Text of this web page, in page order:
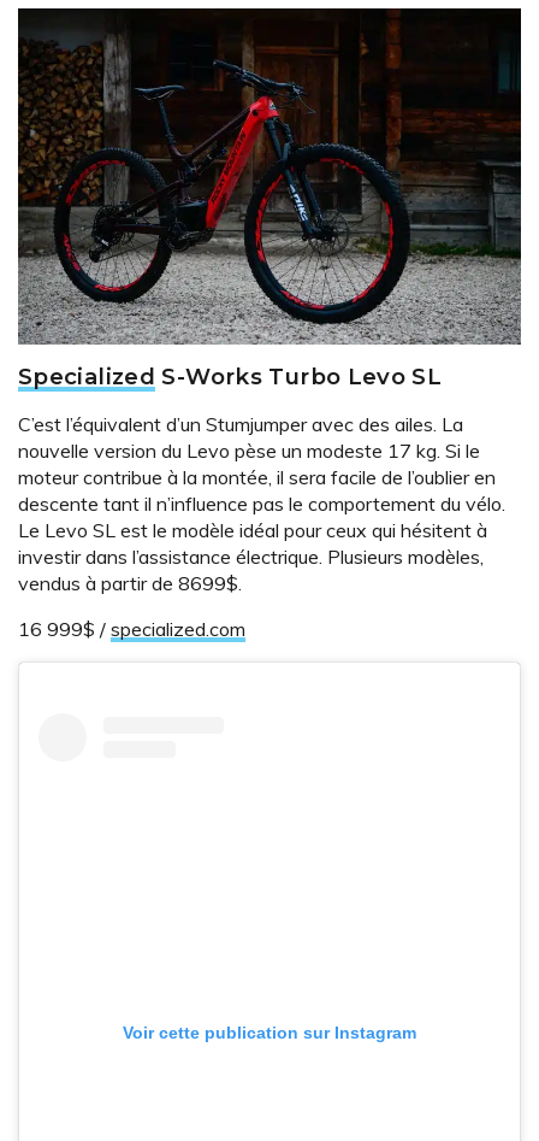
Voir cette publication sur Instagram
Specialized S-Works Turbo Levo SL
C’est l’équivalent d’un Stumjumper avec des ailes. La
nouvelle version du Levo pèse un modeste 17 kg. Si le
moteur contribue à la montée, il sera facile de l’oublier en
descente tant il n’influence pas le comportement du vélo.
Le Levo SL est le modèle idéal pour ceux qui hésitent à
investir dans l’assistance électrique. Plusieurs modèles,
vendus à partir de 8699$.
16 999$ / specialized.com